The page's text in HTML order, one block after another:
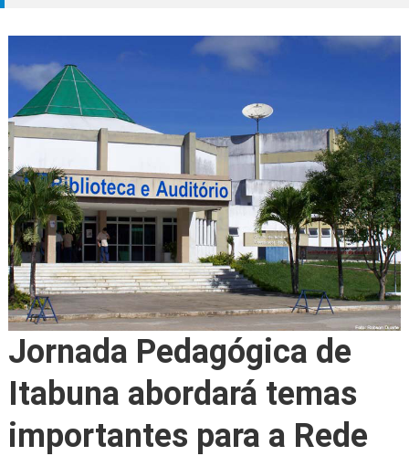
Jornada Pedagógica de
Itabuna abordará temas
importantes para a Rede